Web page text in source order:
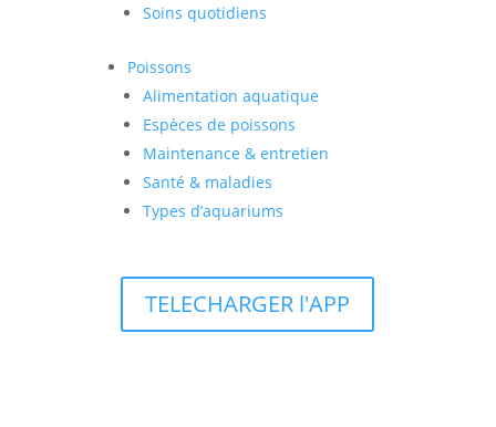
Soins quotidiens
Poissons
Alimentation aquatique
Espèces de poissons
Maintenance & entretien
Santé & maladies
Types d’aquariums
TELECHARGER l'APP